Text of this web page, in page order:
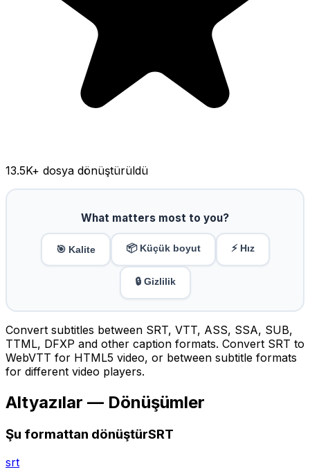
13.5K+ dosya dönüştürüldü
What matters most to you?
🎯 Kalite 📦 Küçük boyut ⚡ Hız
🔒 Gizlilik
Convert subtitles between SRT, VTT, ASS, SSA, SUB,
TTML, DFXP and other caption formats. Convert SRT to
WebVTT for HTML5 video, or between subtitle formats
for different video players.
Altyazılar — Dönüşümler
Şu formattan dönüştürSRT
srt